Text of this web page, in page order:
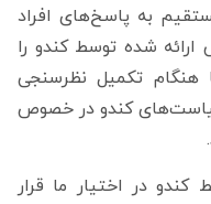
به پاسخ‌های افراد
ارائه شده توسط کندو را
هنگام تکمیل نظرسنجی
کندو در خصوص
در اختیار ما قرار